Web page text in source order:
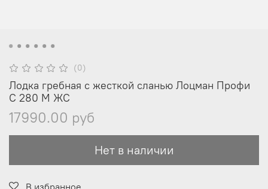
(0)
Лодка гребная с жесткой сланью Лоцман Профи
С 280 М ЖС
17990.00 руб
Нет в наличии
В избранное